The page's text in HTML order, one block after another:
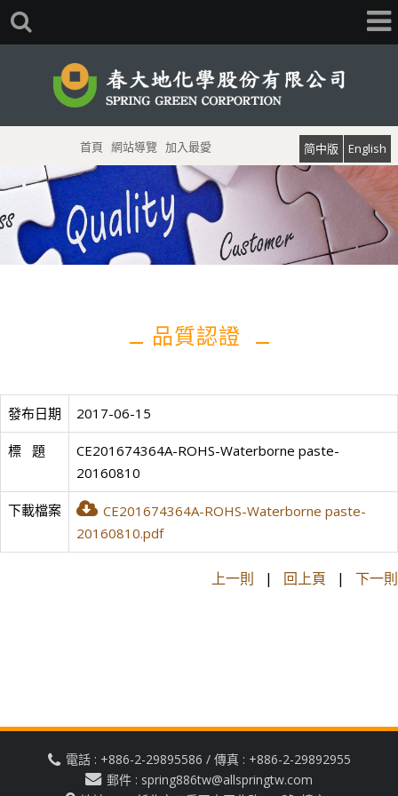
首頁 網站導覽 加入最愛 简中版 English
品質認證
發布日期 2017-06-15
標   題
CE201674364A-ROHS-Waterborne paste-
20160810
下載檔案
CE201674364A-ROHS-Waterborne paste-
20160810.pdf
上一則 | 回上頁 | 下一則
電話 : +886-2-29895586 / 傳真 : +886-2-29892955
郵件 : spring886tw@allspringtw.com